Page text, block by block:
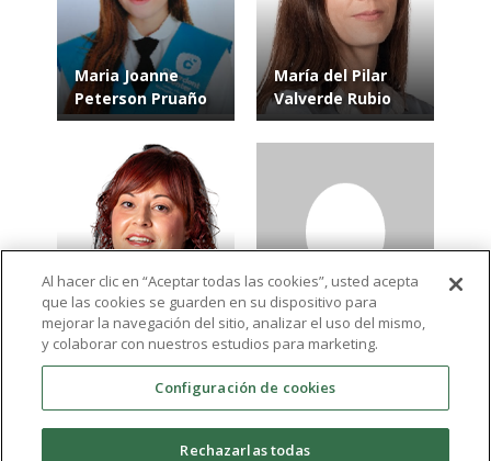
Maria Joanne
Peterson Pruaño
María del Pilar
Valverde Rubio
Alice Charlotte
Viney Viney
Lynn el
Merkabaoui
Al hacer clic en “Aceptar todas las cookies”, usted acepta
que las cookies se guarden en su dispositivo para
mejorar la navegación del sitio, analizar el uso del mismo,
y colaborar con nuestros estudios para marketing.
Configuración de cookies
Rechazarlas todas